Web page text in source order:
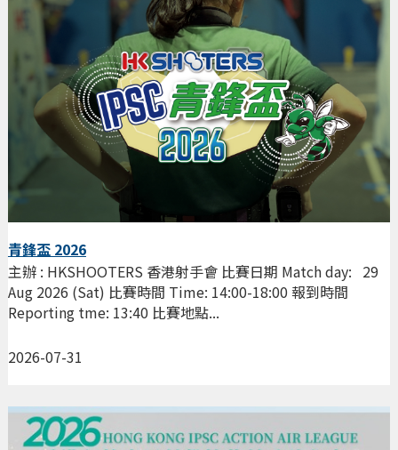
青鋒盃 2026
2026-07-31
主辦 : HKSHOOTERS 香港射手會 比賽日期 Match day: 29
Aug 2026 (Sat) 比賽時間 Time: 14:00-18:00 報到時間
Reporting tme: 13:40 比賽地點...